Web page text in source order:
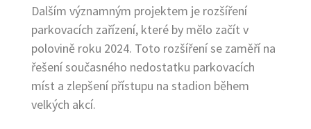
Dalším významným projektem je rozšíření
parkovacích zařízení, které by mělo začít v
polovině roku 2024. Toto rozšíření se zaměří na
řešení současného nedostatku parkovacích
míst a zlepšení přístupu na stadion během
velkých akcí.